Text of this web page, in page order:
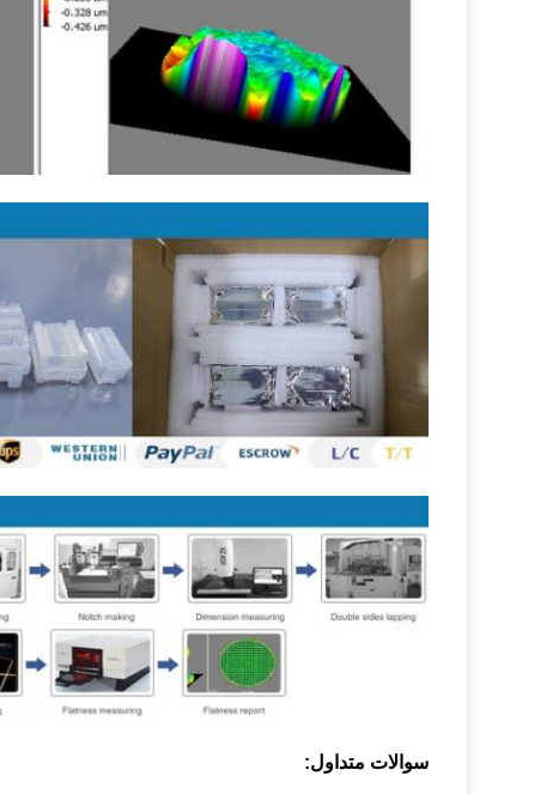
سوالات متداول: